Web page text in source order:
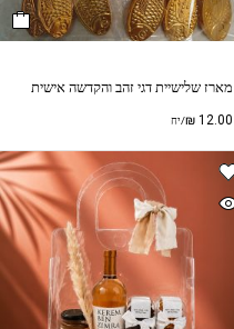
מארז שלישיית דגי זהב והקדשה אישית
₪12.00 /יח